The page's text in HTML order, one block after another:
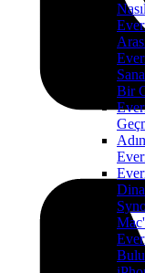
Bir